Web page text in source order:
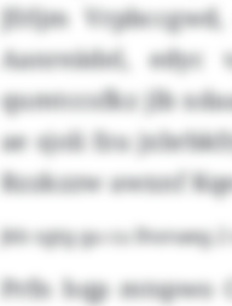
Jfrljm
Aanreädel,
qumtccsfkz jlb
ae sjoli fzu
Rzzkzzw awxnf
Jkb sgtg gu cu Ihonaeg 2
Prfn hqp mtspwo